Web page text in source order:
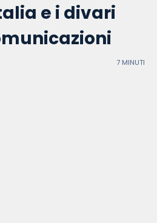
e i divari
7 MINUTI